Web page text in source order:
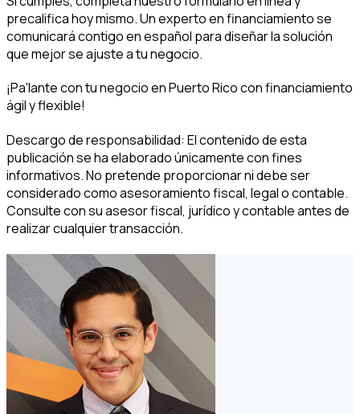
precalifica hoy mismo. Un experto en financiamiento se
comunicará contigo en español para diseñar la solución
que mejor se ajuste a tu negocio.
¡Pa'lante con tu negocio en Puerto Rico con financiamiento
ágil y flexible!
Descargo de responsabilidad: El contenido de esta
publicación se ha elaborado únicamente con fines
informativos. No pretende proporcionar ni debe ser
considerado como asesoramiento fiscal, legal o contable.
Consulte con su asesor fiscal, jurídico y contable antes de
realizar cualquier transacción.